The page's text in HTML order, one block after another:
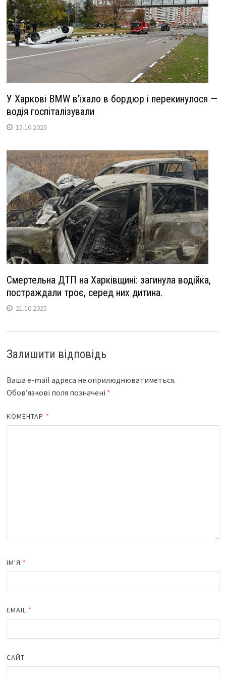
У Харкові BMW в’їхало в бордюр і перекинулося —
водія госпіталізували
15.10.2025
Смертельна ДТП на Харківщині: загинула водійка,
постраждали троє, серед них дитина.
21.10.2025
Залишити відповідь
Ваша e-mail адреса не оприлюднюватиметься.
Обов’язкові поля позначені *
КОМЕНТАР *
ІМ'Я *
EMAIL *
САЙТ